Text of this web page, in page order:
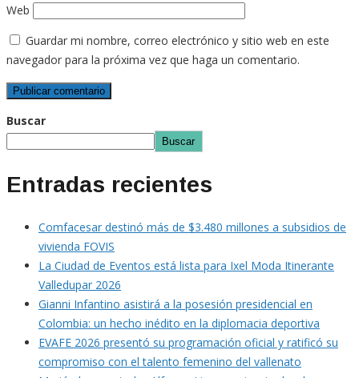
Web
Guardar mi nombre, correo electrónico y sitio web en este
navegador para la próxima vez que haga un comentario.
Buscar
Buscar
Entradas recientes
Comfacesar destinó más de $3.480 millones a subsidios de
vivienda FOVIS
La Ciudad de Eventos está lista para Ixel Moda Itinerante
Valledupar 2026
Gianni Infantino asistirá a la posesión presidencial en
Colombia: un hecho inédito en la diplomacia deportiva
EVAFE 2026 presentó su programación oficial y ratificó su
compromiso con el talento femenino del vallenato